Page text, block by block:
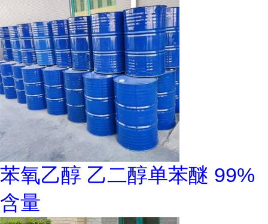
苯氧乙醇 乙二醇单苯醚 99%
含量